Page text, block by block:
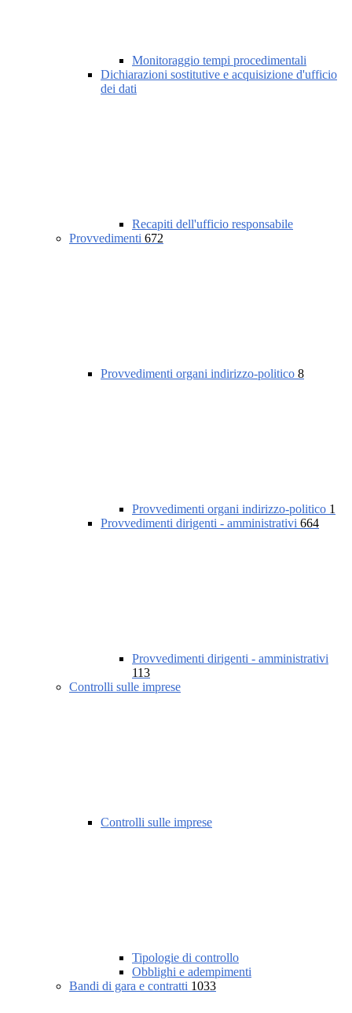
Monitoraggio tempi procedimentali
Dichiarazioni sostitutive e acquisizione d'ufficio
dei dati
Recapiti dell'ufficio responsabile
Provvedimenti 672
Provvedimenti organi indirizzo-politico 8
Provvedimenti organi indirizzo-politico 1
Provvedimenti dirigenti - amministrativi 664
Provvedimenti dirigenti - amministrativi
113
Controlli sulle imprese
Controlli sulle imprese
Tipologie di controllo
Obblighi e adempimenti
Bandi di gara e contratti 1033